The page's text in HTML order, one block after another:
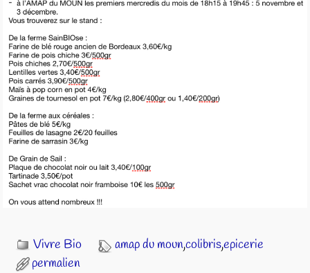
Vivre Bio amap du moun,colibris,epicerie
permalien